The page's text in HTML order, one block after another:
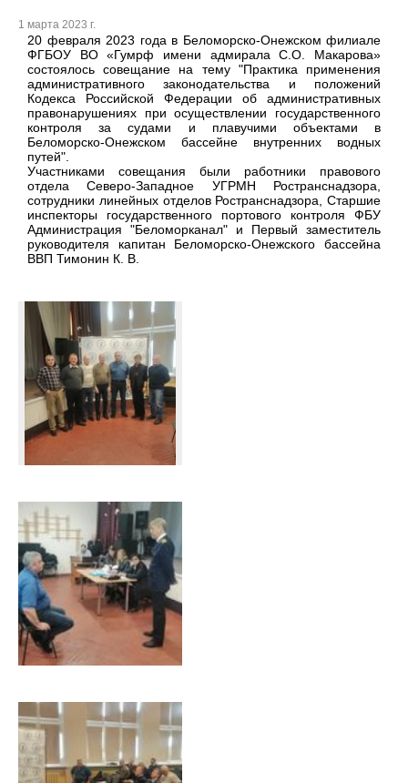
1 марта 2023 г.
20 февраля 2023 года в Беломорско-Онежском филиале
ФГБОУ ВО «Гумрф имени адмирала С.О. Макарова»
состоялось совещание на тему "Практика применения
административного законодательства и положений
Кодекса Российской Федерации об административных
правонарушениях при осуществлении государственного
контроля за судами и плавучими объектами в
Беломорско-Онежском бассейне внутренних водных
путей".
Участниками совещания были работники правового
отдела Северо-Западное УГРМН Ространснадзора,
сотрудники линейных отделов Ространснадзора, Старшие
инспекторы государственного портового контроля ФБУ
Администрация "Беломорканал" и Первый заместитель
руководителя капитан Беломорско-Онежского бассейна
ВВП Тимонин К. В.